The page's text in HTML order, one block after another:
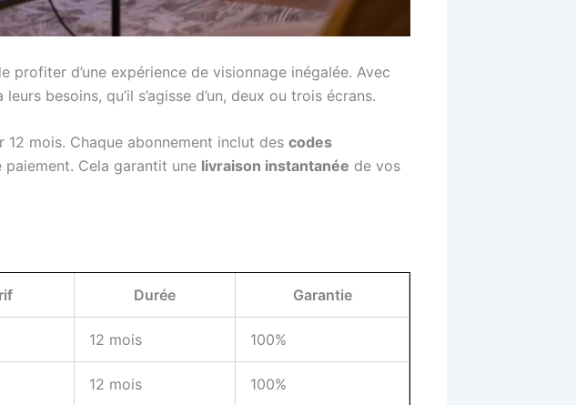
d’une expérience de visionnage inégalée. Avec
besoins, qu’il s’agisse d’un, deux ou trois écrans.
12 mois. Chaque abonnement inclut des codes
Cela garantit une livraison instantanée de vos
Durée Garantie
12 mois 100%
12 mois 100%